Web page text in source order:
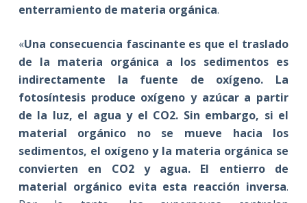
enterramiento de materia orgánica.
«Una consecuencia fascinante es que el traslado
de la materia orgánica a los sedimentos es
indirectamente la fuente de oxígeno. La
fotosíntesis produce oxígeno y azúcar a partir
de la luz, el agua y el CO2. Sin embargo, si el
material orgánico no se mueve hacia los
sedimentos, el oxígeno y la materia orgánica se
convierten en CO2 y agua. El entierro de
material orgánico evita esta reacción inversa.